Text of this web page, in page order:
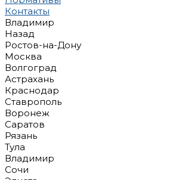
Контакты
Владимир
Назад
Ростов-на-Дону
Москва
Волгоград
Астрахань
Краснодар
Ставрополь
Воронеж
Саратов
Рязань
Тула
Владимир
Сочи